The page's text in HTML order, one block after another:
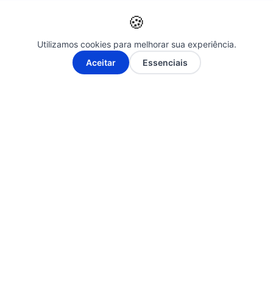
Gás natural
O boletim da ANP traz informações também
A- A+
🍪
Utilizamos cookies para melhorar sua experiência.
Aceitar
Essenciais